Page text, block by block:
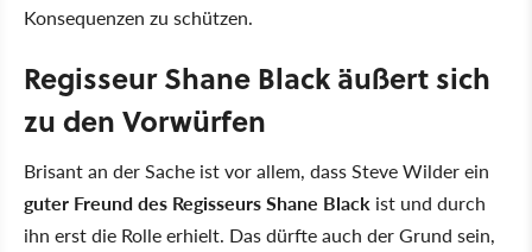
Konsequenzen zu schützen.
Regisseur Shane Black äußert sich
zu den Vorwürfen
Brisant an der Sache ist vor allem, dass Steve Wilder ein
guter Freund des Regisseurs Shane Black ist und durch
ihn erst die Rolle erhielt. Das dürfte auch der Grund sein,